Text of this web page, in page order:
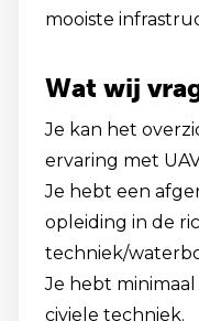
mooiste
Wat wij
Je kan het
ervaring met
Je hebt een
opleiding in de
techniek/
Je hebt
civiele techniek.